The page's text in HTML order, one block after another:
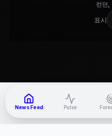
런던,
표시
News Feed Pulse